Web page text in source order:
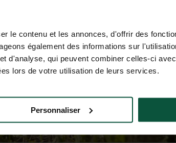
le contenu et les annonces, d'offrir des
également des informations sur
d'analyse, qui peuvent combiner celles-ci
lors de votre utilisation de leurs services.
Personnaliser